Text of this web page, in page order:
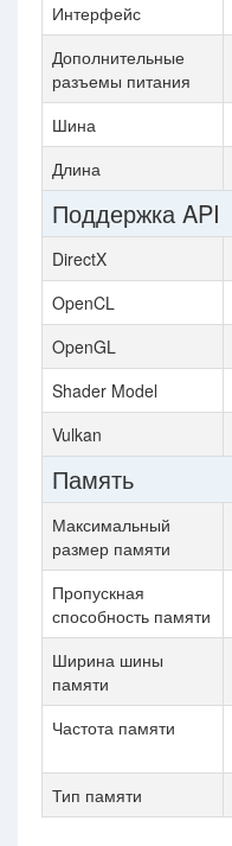
Интерфейс
Дополнительные
разъемы питания
Шина
Длина
Поддержка API
DirectX
OpenCL
OpenGL
Shader Model
Vulkan
Память
Максимальный
размер памяти
Пропускная
способность памяти
Ширина шины
памяти
Частота памяти
Тип памяти